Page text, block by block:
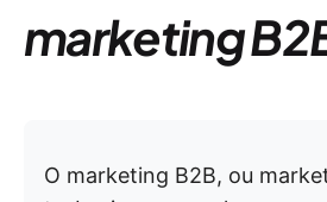
marketing
O marketing B2B, ou